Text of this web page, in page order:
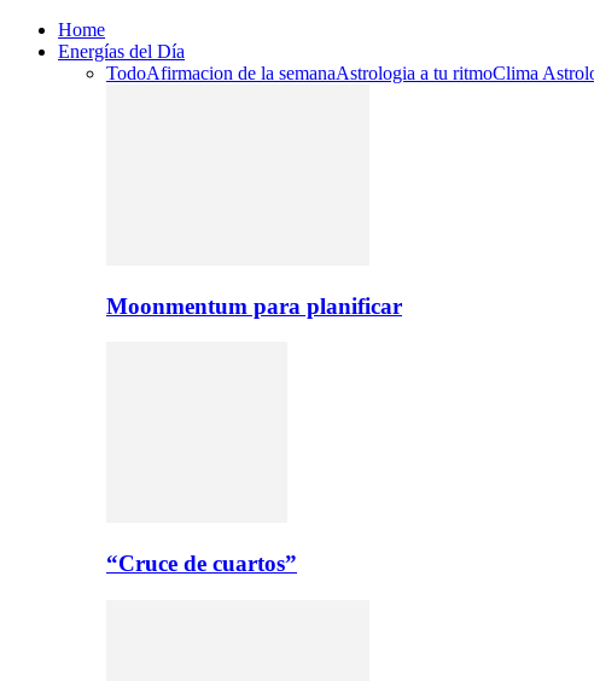
Home
Energías del Día
TodoAfirmacion de la semanaAstrologia a tu ritmoClima
Moonmentum para planificar
“Cruce de cuartos”